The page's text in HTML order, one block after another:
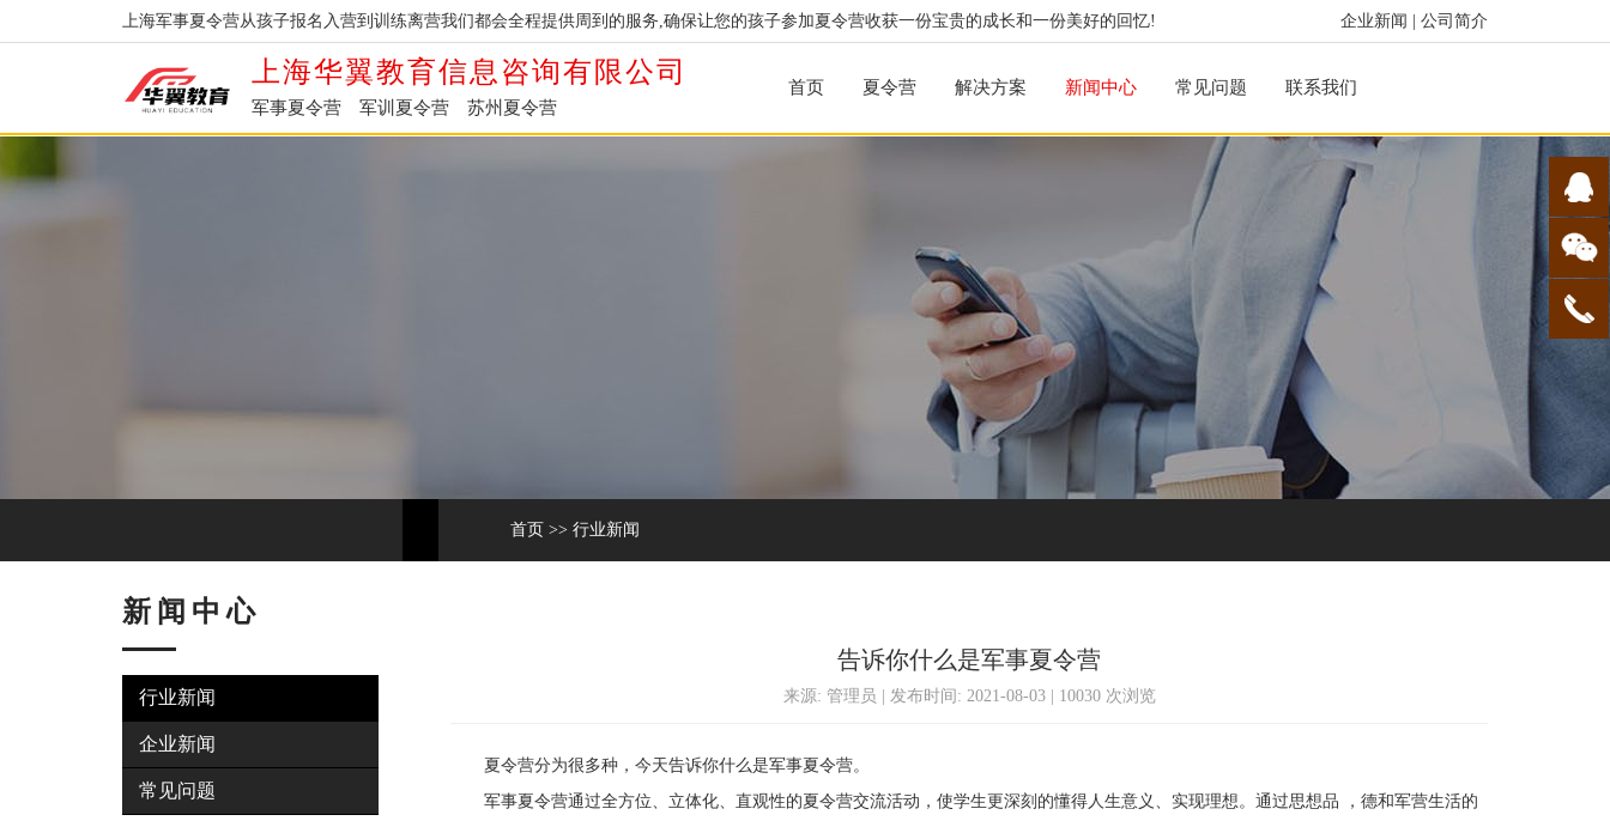
企业新闻 公司简介
上海军事夏令营从孩子报名入营到训练离营我们都会全程提供周到的服务,确保让您的孩子参加夏令营收获一份宝贵的成长和一份美好的回忆!
上海华翼教育信息咨询有限公司
军事夏令营 军训夏令营 苏州夏令营
首页 夏令营 解决方案 新闻中心 常见问题 联系我们
首页 >> 行业新闻
新闻中心
行业新闻
企业新闻
常见问题
告诉你什么是军事夏令营
来源: 管理员 | 发布时间: 2021-08-03 | 10030 次浏览
夏令营分为很多种，今天告诉你什么是军事夏令营。
军事夏令营通过全方位、立体化、直观性的夏令营交流活动，使学生更深刻的懂得人生意义、实现理想。通过思想品 ，德和军营生活的